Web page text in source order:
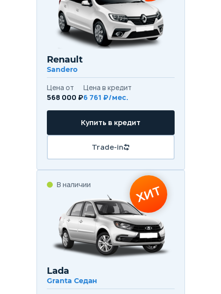
Renault
Sandero
Цена от
568 000 ₽
Цена в кредит
6 761 ₽/мес.
Купить в кредит
Trade-in
В наличии ХИТ
Lada
Granta Седан